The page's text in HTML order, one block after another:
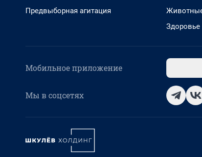
Предвыборная агитация
Здоровье
Мобильное приложение
Мы в соцсетях